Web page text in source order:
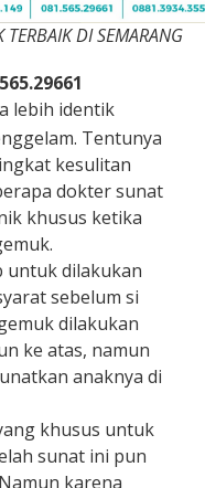
DI SEMARANG
lebih identik
Tentunya
kesulitan
dokter sunat
khusus ketika
untuk dilakukan
sebelum si
dilakukan
ke atas, namun
anaknya di
khusus untuk
sunat ini pun
karena